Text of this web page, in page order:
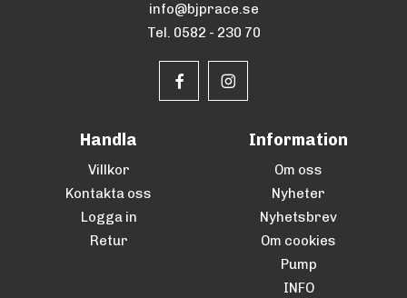
info@bjprace.se
Tel. 0582 - 230 70
Handla
Villkor
Kontakta oss
Logga in
Retur
Information
Om oss
Nyheter
Nyhetsbrev
Om cookies
Pump
INFO